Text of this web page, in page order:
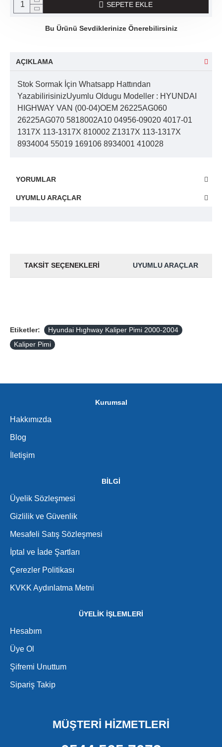
SEPETE EKLE
Bu Ürünü Sevdiklerinize Önerebilirsiniz
AÇIKLAMA
Stok Sormak İçin Whatsapp Hattından
YazabilirisinizUyumlu Oldugu Modeller : HYUNDAI
HIGHWAY VAN (00-04)OEM 26225AG060
26225AG070 5818002A10 04956-09020 4017-01
1317X 113-1317X 810002 Z1317X 113-1317X
8934004 55019 169106 8934001 410028
YORUMLAR
UYUMLU ARAÇLAR
TAKSIT SEÇENEKLERI UYUMLU ARAÇLAR
Etiketler:
Hyundai Hıghway Kaliper Pimi 2000-2004
Kaliper Pimi
Kurumsal
Hakkımızda
Blog
İletişim
BİLGİ
Üyelik Sözleşmesi
Gizlilik ve Güvenlik
Mesafeli Satış Sözleşmesi
İptal ve İade Şartları
Çerezler Politikası
KVKK Aydınlatma Metni
ÜYELİK İŞLEMLERİ
Hesabım
Üye Ol
Şifremi Unuttum
Sipariş Takip
MÜŞTERİ HİZMETLERİ